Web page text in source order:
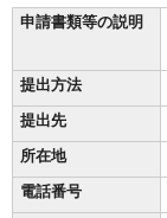
申請書類等の説明
提出方法
提出先
所在地
電話番号